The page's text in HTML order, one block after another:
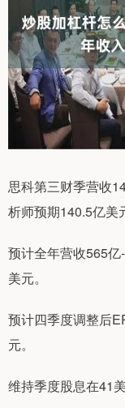
思科第三财季营收
析师预期140.5亿美
预计全年营收565
美元。
预计四季度调整后
元。
维持季度股息在41